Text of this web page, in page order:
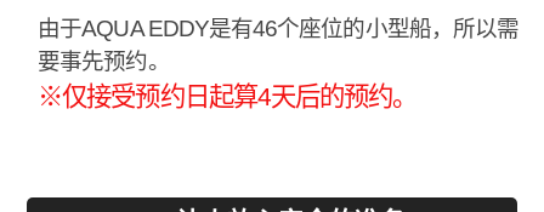
由于AQUA EDDY是有46个座位的小型船，所以需
要事先预约。
※仅接受预约日起算4天后的预约。